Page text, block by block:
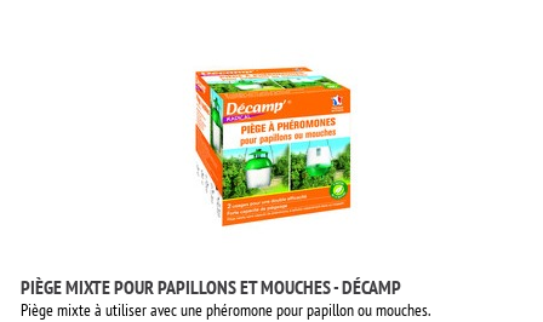
PIÈGE MIXTE POUR PAPILLONS ET MOUCHES - DÉCAMP
Piège mixte à utiliser avec une phéromone pour papillon ou mouches.